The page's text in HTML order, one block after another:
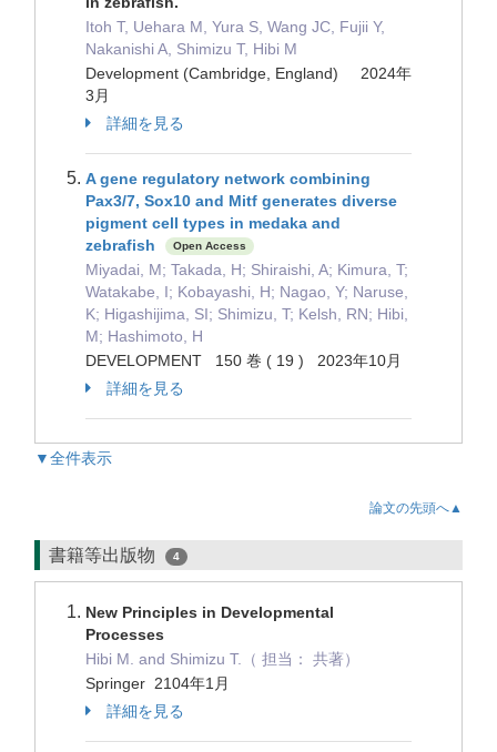
Itoh T, Uehara M, Yura S, Wang JC, Fujii Y,
Nakanishi A, Shimizu T, Hibi M
Development (Cambridge, England) 2024年
3月
詳細を見る
A gene regulatory network combining
Pax3/7, Sox10 and Mitf generates diverse
pigment cell types in medaka and
zebrafish
Open Access
Miyadai, M; Takada, H; Shiraishi, A; Kimura, T;
Watakabe, I; Kobayashi, H; Nagao, Y; Naruse,
K; Higashijima, SI; Shimizu, T; Kelsh, RN; Hibi,
M; Hashimoto, H
DEVELOPMENT 150 巻 ( 19 ) 2023年10月
詳細を見る
▼全件表示
論文の先頭へ▲
書籍等出版物 4
New Principles in Developmental
Processes
Hibi M. and Shimizu T.（ 担当： 共著）
Springer 2104年1月
詳細を見る